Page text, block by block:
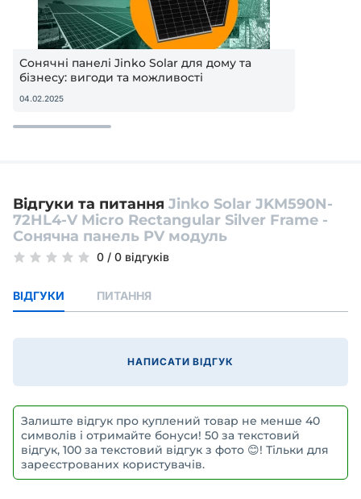
Сонячні панелі Jinko Solar для дому та
бізнесу: вигоди та можливості
04.02.2025
Відгуки та питання Jinko Solar JKM590N-
72HL4-V Micro Rectangular Silver Frame -
Сонячна панель PV модуль
0 / 0 відгуків
ВІДГУКИ ПИТАННЯ
НАПИСАТИ ВІДГУК
Залиште відгук про куплений товар не менше 40
символів і отримайте бонуси! 50 за текстовий
відгук, 100 за текстовий відгук з фото 😊! Тільки для
зареєстрованих користувачів.